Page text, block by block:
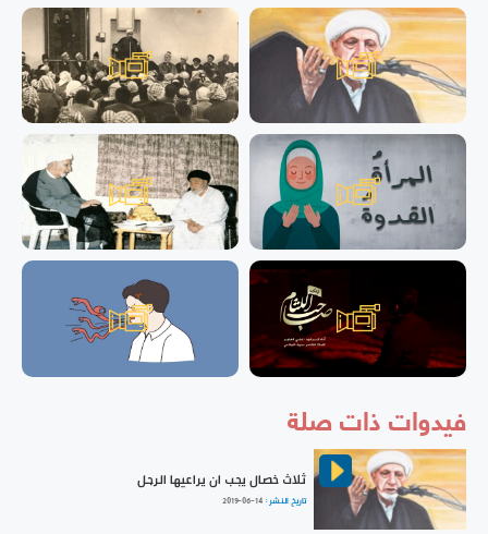
فيدوات ذات صلة
ثلاث خصال يجب ان يراعيها الرجل
تاريخ النشر : 2019-06-14